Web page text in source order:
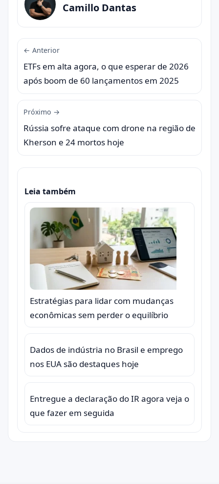
Camillo Dantas
← Anterior
ETFs em alta agora, o que esperar de 2026
após boom de 60 lançamentos em 2025
Próximo →
Rússia sofre ataque com drone na região de
Kherson e 24 mortos hoje
Leia também
Estratégias para lidar com mudanças
econômicas sem perder o equilíbrio
Dados de indústria no Brasil e emprego
nos EUA são destaques hoje
Entregue a declaração do IR agora veja o
que fazer em seguida